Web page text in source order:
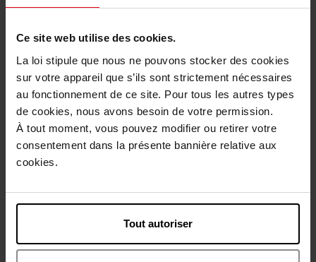
Ce site web utilise des cookies.
La loi stipule que nous ne pouvons stocker des cookies
sur votre appareil que s’ils sont strictement nécessaires
au fonctionnement de ce site. Pour tous les autres types
de cookies, nous avons besoin de votre permission.
À tout moment, vous pouvez modifier ou retirer votre
consentement dans la présente bannière relative aux
cookies.
Tout autoriser
Livraison
Cet article n'est plus disponible pour le moment
Etre prévenu de la disponibilité
Livraison gratuite à partir de 50€
Description